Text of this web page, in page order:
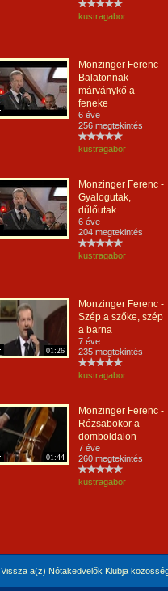
kustragabor
Monzinger Ferenc -
Balatonnak
márványkő a
feneke
6 éve
256 megtekintés
kustragabor
Monzinger Ferenc -
Gyalogutak,
dűlőutak
6 éve
204 megtekintés
kustragabor
01:26
Monzinger Ferenc -
Szép a szőke, szép
a barna
7 éve
235 megtekintés
kustragabor
01:44
Monzinger Ferenc -
Rózsabokor a
domboldalon
7 éve
260 megtekintés
kustragabor
Vissza a(z) Nótakedvelők Klubja